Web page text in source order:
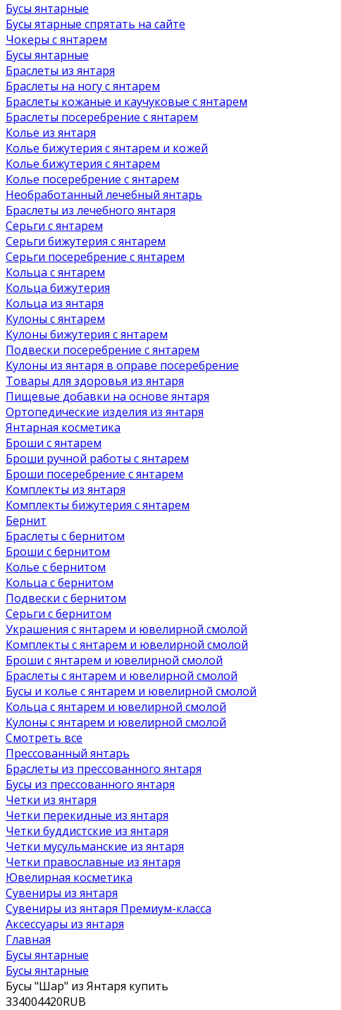
Бусы янтарные
Бусы ятарные спрятать на сайте
Чокеры с янтарем
Бусы янтарные
Браслеты из янтаря
Браслеты на ногу с янтарем
Браслеты кожаные и каучуковые с янтарем
Браслеты посеребрение с янтарем
Колье из янтаря
Колье бижутерия с янтарем и кожей
Колье бижутерия с янтарем
Колье посеребрение с янтарем
Необработанный лечебный янтарь
Браслеты из лечебного янтаря
Серьги с янтарем
Серьги бижутерия с янтарем
Серьги посеребрение с янтарем
Кольца с янтарем
Кольца бижутерия
Кольца из янтаря
Кулоны с янтарем
Кулоны бижутерия с янтарем
Подвески посеребрение с янтарем
Кулоны из янтаря в оправе посеребрение
Товары для здоровья из янтаря
Пищевые добавки на основе янтаря
Ортопедические изделия из янтаря
Янтарная косметика
Броши с янтарем
Броши ручной работы с янтарем
Броши посеребрение с янтарем
Комплекты из янтаря
Комплекты бижутерия с янтарем
Бернит
Браслеты с бернитом
Броши с бернитом
Колье с бернитом
Кольца с бернитом
Подвески с бернитом
Серьги с бернитом
Украшения с янтарем и ювелирной смолой
Комплекты с янтарем и ювелирной смолой
Броши с янтарем и ювелирной смолой
Браслеты с янтарем и ювелирной смолой
Бусы и колье с янтарем и ювелирной смолой
Кольца с янтарем и ювелирной смолой
Кулоны с янтарем и ювелирной смолой
Смотреть все
Прессованный янтарь
Браслеты из прессованного янтаря
Бусы из прессованного янтаря
Четки из янтаря
Четки перекидные из янтаря
Четки буддистские из янтаря
Четки мусульманские из янтаря
Четки православные из янтаря
Ювелирная косметика
Сувениры из янтаря
Сувениры из янтаря Премиум-класса
Аксессуары из янтаря
Главная
Бусы янтарные
Бусы янтарные
Бусы "Шар" из Янтаря купить
334004420RUB